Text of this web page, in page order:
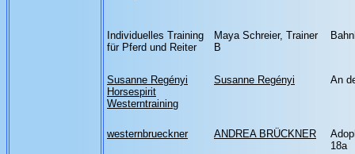
Individuelles Training
für Pferd und Reiter
Maya Schreier, Trainer
B
Susanne Regényi
Horsespirit
Westerntraining
Susanne Regényi An
westernbrueckner ANDREA BRÜCKNER
18a